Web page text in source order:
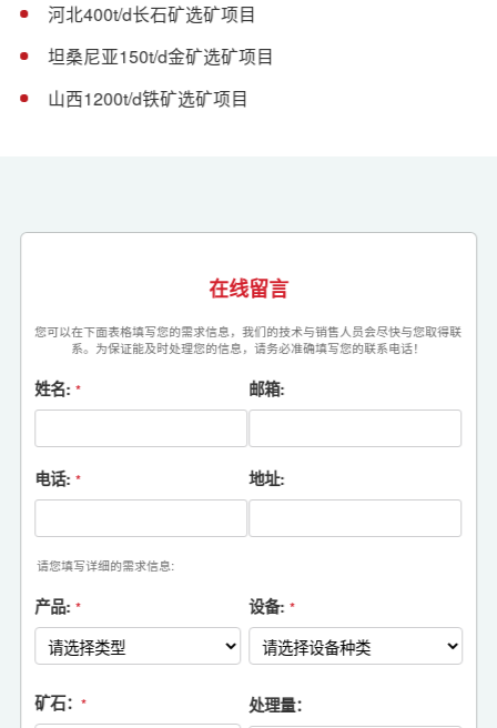
河北400t/d长石矿选矿项目
坦桑尼亚150t/d金矿选矿项目
山西1200t/d铁矿选矿项目
在线留言
您可以在下面表格填写您的需求信息，我们的技术与销售人员会尽快与您取得联
系。为保证能及时处理您的信息，请务必准确填写您的联系电话！
姓名: * 邮箱:
电话: * 地址:
请您填写详细的需求信息:
产品: * 设备: *
矿石： * 处理量：